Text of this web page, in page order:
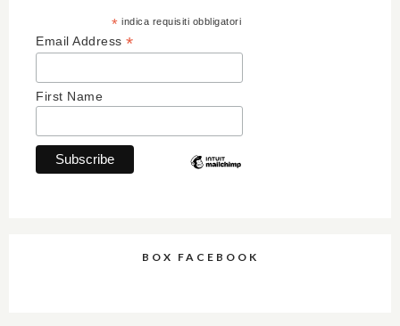
* indica requisiti obbligatori
Email Address *
First Name
BOX FACEBOOK